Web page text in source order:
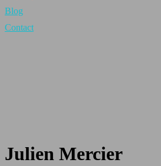
Blog
Contact
Julien Mercier